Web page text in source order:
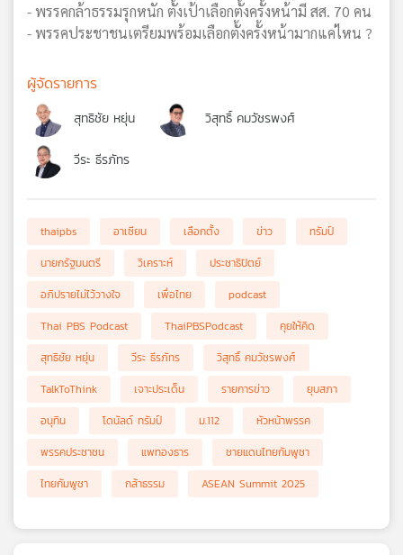
- พรรคกล้าธรรมรุกหนัก ตั้งเป้าเลือกตั้งครั้งหน้ามี สส. 70 คน
- พรรคประชาชนเตรียมพร้อมเลือกตั้งครั้งหน้ามากแค่ไหน ?
ผู้จัดรายการ
สุทธิชัย หยุ่น วิสุทธิ์ คมวัชรพงศ์
วีระ ธีรภัทร
thaipbs อาเซียน เลือกตั้ง ข่าว
ทรัมป์
นายกรัฐมนตรี
วิเคราะห์
ประชาธิปัตย์
อภิปรายไม่ไว้วางใจ
เพื่อไทย
podcast
Thai PBS Podcast
ThaiPBSPodcast
คุยให้คิด
สุทธิชัย หยุ่น
วีระ ธีรภัทร
วิสุทธิ์ คมวัชรพงศ์
TalkToThink
เจาะประเด็น รายการข่าว
ยุบสภา
อนุทิน
โดนัลด์ ทรัมป์ ม.112
หัวหน้าพรรค
พรรคประชาชน
แพทองธาร
ชายแดนไทยกัมพูชา
ไทยกัมพูชา
กล้าธรรม ASEAN Summit 2025